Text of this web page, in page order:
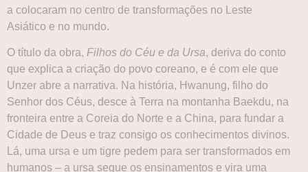
a colocaram no centro de transformações no Leste
Asiático e no mundo.
O título da obra, Filhos do Céu e da Ursa, deriva do conto
que explica a criação do povo coreano, e é com ele que
Unzer abre a narrativa. Na história, Hwanung, filho do
Senhor dos Céus, desce à Terra na montanha Baekdu, na
fronteira entre a Coreia do Norte e a China, para fundar a
Cidade de Deus e traz consigo os conhecimentos divinos.
Lá, uma ursa e um tigre pedem para ser transformados em
humanos – a ursa segue os ensinamentos e vira uma